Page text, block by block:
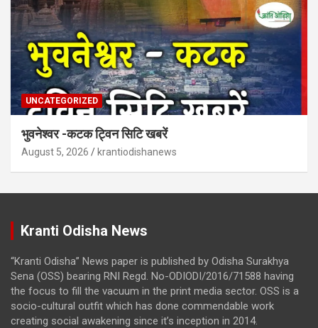
UNCATEGORIZED
भुवनेश्वर -कटक ट्विन सिटि खबरें
August 5, 2026 krantiodishanews
Kranti Odisha News
“Kranti Odisha” News paper is published by Odisha Surakhya
Sena (OSS) bearing RNI Regd. No-ODIODI/2016/71588 having
the focus to fill the vacuum in the print media sector. OSS is a
socio-cultural outfit which has done commendable work
creating social awakening since it’s inception in 2014.